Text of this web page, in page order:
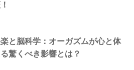
と脳科学：オーガズムが心と体
驚くべき影響とは？